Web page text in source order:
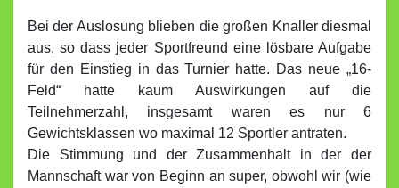
Bei der Auslosung blieben die großen Knaller diesmal
aus, so dass jeder Sportfreund eine lösbare Aufgabe
für den Einstieg in das Turnier hatte. Das neue „16-
Feld“ hatte kaum Auswirkungen auf die
Teilnehmerzahl, insgesamt waren es nur 6
Gewichtsklassen wo maximal 12 Sportler antraten.
Die Stimmung und der Zusammenhalt in der der
Mannschaft war von Beginn an super, obwohl wir (wie